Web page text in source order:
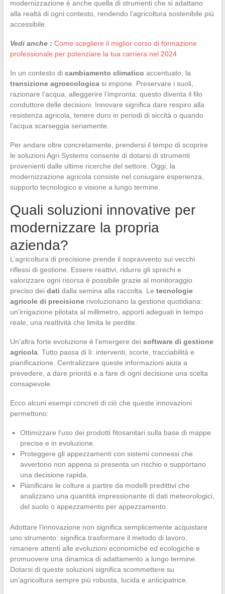
modernizzazione è anche quella di strumenti che si adattano
alla realtà di ogni contesto, rendendo l’agricoltura sostenibile più
accessibile.
Vedi anche : Come scegliere il miglior corso di formazione
professionale per potenziare la tua carriera nel 2024
In un contesto di cambiamento climatico accentuato, la
transizione agroecologicasi impone. Preservare i suoli,
razionare l’acqua, alleggerire l’impronta: questo diventa il filo
conduttore delle decisioni. Innovare significa dare respiro alla
resistenza agricola, tenere duro in periodi di siccità o quando
l’acqua scarseggia seriamente.
Per andare oltre concretamente, prendersi il tempo di scoprire
le soluzioni Agri Systems consente di dotarsi di strumenti
provenienti dalle ultime ricerche del settore. Oggi, la
modernizzazione agricola consiste nel coniugare esperienza,
supporto tecnologico e visione a lungo termine.
Quali soluzioni innovative per
modernizzare la propria
azienda?
L’agricoltura di precisione prende il sopravvento sui vecchi
riflessi di gestione. Essere reattivi, ridurre gli sprechi e
valorizzare ogni risorsa è possibile grazie al monitoraggio
preciso dei dati dalla semina alla raccolta. Le tecnologie
agricole di precisionerivoluzionano la gestione quotidiana:
un’irrigazione pilotata al millimetro, apporti adeguati in tempo
reale, una reattività che limita le perdite.
Un’altra forte evoluzione è l’emergere dei software di gestione
agricola. Tutto passa di lì: interventi, scorte, tracciabilità e
pianificazione. Centralizzare queste informazioni aiuta a
prevedere, a dare priorità e a fare di ogni decisione una scelta
consapevole.
Ecco alcuni esempi concreti di ciò che queste innovazioni
permettono:
Ottimizzare l’uso dei prodotti fitosanitari sulla base di mappe
precise e in evoluzione.
Proteggere gli appezzamenti con sistemi connessi che
avvertono non appena si presenta un rischio e supportano
una decisione rapida.
Pianificare le colture a partire da modelli predittivi che
analizzano una quantità impressionante di dati meteorologici,
del suolo o appezzamento per appezzamento.
Adottare l’innovazione non significa semplicemente acquistare
uno strumento: significa trasformare il metodo di lavoro,
rimanere attenti alle evoluzioni economiche ed ecologiche e
promuovere una dinamica di adattamento a lungo termine.
Dotarsi di queste soluzioni significa scommettere su
un’agricoltura sempre più robusta, lucida e anticipatrice.